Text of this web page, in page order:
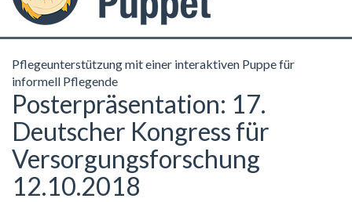
Pflegeunterstützung mit einer interaktiven Puppe für
informell Pflegende
Posterpräsentation: 17.
Deutscher Kongress für
Versorgungsforschung
12.10.2018